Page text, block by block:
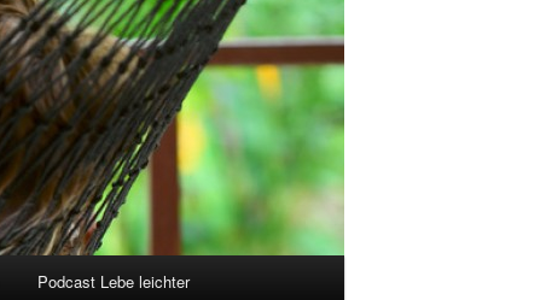
Podcast Lebe leichter